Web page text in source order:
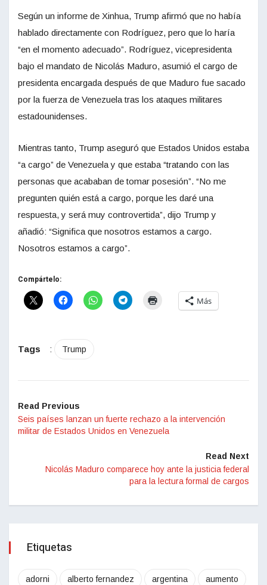
Según un informe de Xinhua, Trump afirmó que no había
hablado directamente con Rodríguez, pero que lo haría
“en el momento adecuado”. Rodríguez, vicepresidenta
bajo el mandato de Nicolás Maduro, asumió el cargo de
presidenta encargada después de que Maduro fue sacado
por la fuerza de Venezuela tras los ataques militares
estadounidenses.
Mientras tanto, Trump aseguró que Estados Unidos estaba
“a cargo” de Venezuela y que estaba “tratando con las
personas que acababan de tomar posesión”. “No me
pregunten quién está a cargo, porque les daré una
respuesta, y será muy controvertida”, dijo Trump y
añadió: “Significa que nosotros estamos a cargo.
Nosotros estamos a cargo”.
Compártelo:
Más
Tags : Trump
Read Previous
Seis países lanzan un fuerte rechazo a la intervención
militar de Estados Unidos en Venezuela
Read Next
Nicolás Maduro comparece hoy ante la justicia federal
para la lectura formal de cargos
Etiquetas
adorni alberto fernandez argentina aumento